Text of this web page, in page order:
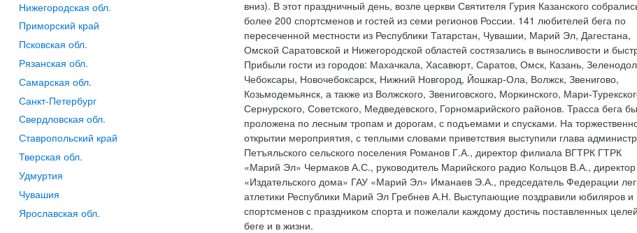
Нижегородская обл.
Приморский край
Псковская обл.
Рязанская обл.
Самарская обл.
Санкт-Петербург
Свердловская обл.
Ставропольский край
Тверская обл.
Удмуртия
Чувашия
Ярославская обл.
вниз). В этот праздничный день, возле церкви Святителя Гурия Казанского
более 200 спортсменов и гостей из семи регионов России. 141 любителей бега по
пересеченной местности из Республики Татарстан, Чувашии, Марий Эл, Дагестана,
Омской Саратовской и Нижегородской областей состязались в выносливости и
Прибыли гости из городов: Махачкала, Хасавюрт, Саратов, Омск, Казань,
Чебоксары, Новочебоксарск, Нижний Новгород, Йошкар-Ола, Волжск, Звенигово,
Козьмодемьянск, а также из Волжского, Звениговского, Моркинского, Мари-
Сернурского, Советского, Медведевского, Горномарийского районов. Трасса бега
проложена по лесным тропам и дорогам, с подъемами и спусками. На
открытии мероприятия, с теплыми словами приветствия выступили глава
Петъяльского сельского поселения Романов Г.А., директор филиала ВГТРК ГТРК
«Марий Эл» Чермаков А.С., руководитель Марийского радио Кольцов В.А., директор
«Издательского дома» ГАУ «Марий Эл» Иманаев Э.А., председатель Федерации
атлетики Республики Марий Эл Гребнев А.Н. Выступающие поздравили юбиляров и
спортсменов с праздником спорта и пожелали каждому достичь поставленных
беге и в жизни.